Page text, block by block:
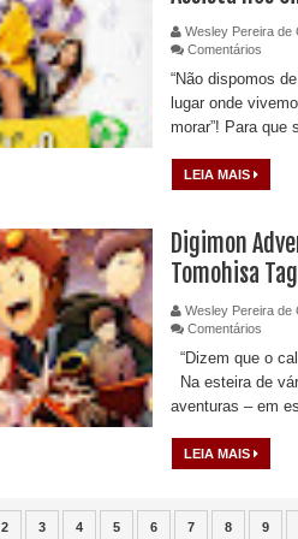
Wesley Pereira de
Comentários
“Não dispomos
lugar onde
morar”! Para que
LEIA MAIS
Digimon
Tomohisa
Wesley Pereira de
Comentários
“Dizem que o
Na esteira de
aventuras – em
LEIA MAIS
2 3 4 5 6 7 8 9